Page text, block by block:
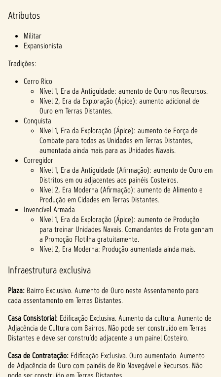
Atributos
Militar
Expansionista
Tradições:
Cerro Rico
Nível 1, Era da Antiguidade: aumento de Ouro nos Recursos.
Nível 2, Era da Exploração (Ápice): aumento adicional de
Ouro em Terras Distantes.
Conquista
Nível 1, Era da Exploração (Ápice): aumento de Força de
Combate para todas as Unidades em Terras Distantes,
aumentada ainda mais para as Unidades Navais.
Corregidor
Nível 1, Era da Antiguidade (Afirmação): aumento de Ouro em
Distritos em ou adjacentes aos painéis Costeiros.
Nível 2, Era Moderna (Afirmação): aumento de Alimento e
Produção em Cidades em Terras Distantes.
Invencível Armada
Nível 1, Era da Exploração (Ápice): aumento de Produção
para treinar Unidades Navais. Comandantes de Frota ganham
a Promoção Flotilha gratuitamente.
Nível 2, Era Moderna: Produção aumentada ainda mais.
Infraestrutura exclusiva
Plaza: Bairro Exclusivo. Aumento de Ouro neste Assentamento para
cada assentamento em Terras Distantes.
Casa Consistorial: Edificação Exclusiva. Aumento da cultura. Aumento de
Adjacência de Cultura com Bairros. Não pode ser construído em Terras
Distantes e deve ser construído adjacente a um painel Costeiro.
Casa de Contratação: Edificação Exclusiva. Ouro aumentado. Aumento
de Adjacência de Ouro com painéis de Rio Navegável e Recursos. Não